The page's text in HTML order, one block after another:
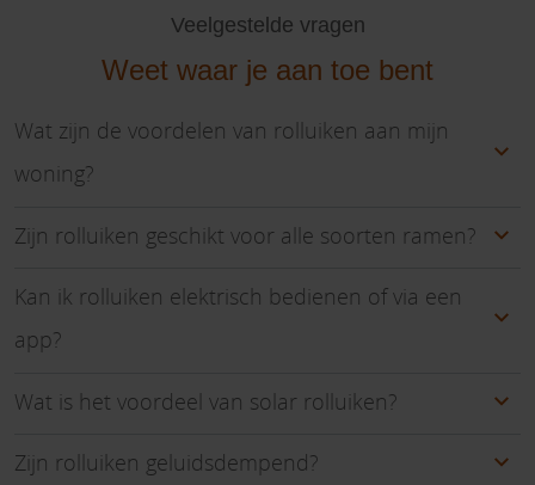
Veelgestelde vragen
Weet waar je aan toe bent
Wat zijn de voordelen van rolluiken aan mijn
woning?
Zijn rolluiken geschikt voor alle soorten ramen?
Kan ik rolluiken elektrisch bedienen of via een
app?
Wat is het voordeel van solar rolluiken?
Zijn rolluiken geluidsdempend?